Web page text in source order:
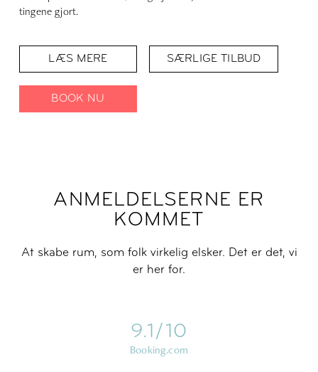
tingene gjort.
LÆS MERE SÆRLIGE TILBUD
BOOK NU
ANMELDELSERNE ER
KOMMET
At skabe rum, som folk virkelig elsker. Det er det, vi
er her for.
9.1/10
Booking.com